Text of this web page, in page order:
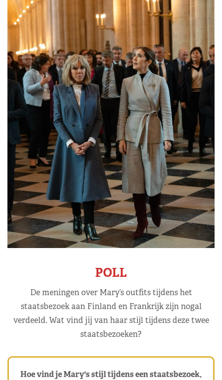
POLL
De meningen over Mary’s outfits tijdens het
staatsbezoek aan Finland en Frankrijk zijn nogal
verdeeld. Wat vind jij van haar stijl tijdens deze twee
staatsbezoeken?
Hoe vind je Mary's stijl tijdens een staatsbezoek,